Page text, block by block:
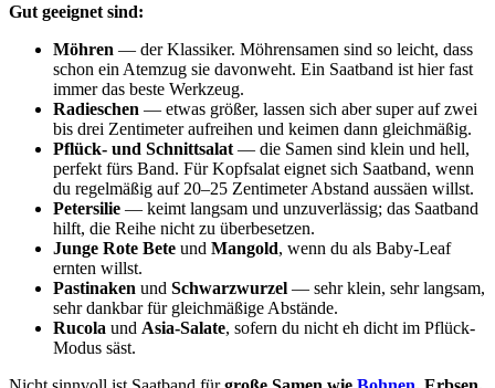
Gut geeignet sind:
Möhren — der Klassiker. Möhrensamen sind so leicht, dass
schon ein Atemzug sie davonweht. Ein Saatband ist hier fast
immer das beste Werkzeug.
Radieschen — etwas größer, lassen sich aber super auf zwei
bis drei Zentimeter aufreihen und keimen dann gleichmäßig.
Pflück- und Schnittsalat— die Samen sind klein und hell,
perfekt fürs Band. Für Kopfsalat eignet sich Saatband, wenn
du regelmäßig auf 20–25 Zentimeter Abstand aussäen willst.
Petersilie — keimt langsam und unzuverlässig; das Saatband
hilft, die Reihe nicht zu überbesetzen.
Junge Rote Bete und Mangold, wenn du als Baby-Leaf
ernten willst.
Pastinaken und Schwarzwurzel — sehr klein, sehr langsam,
sehr dankbar für gleichmäßige Abstände.
Rucola und Asia-Salate, sofern du nicht eh dicht im Pflück-
Modus säst.